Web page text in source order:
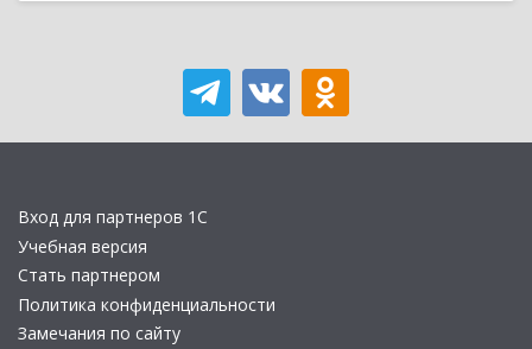
Вход для партнеров 1С
Учебная версия
Стать партнером
Политика конфиденциальности
Замечания по сайту